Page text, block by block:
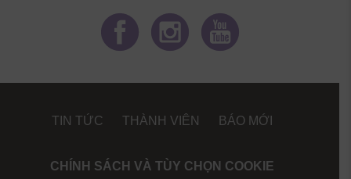
TIN TỨC THÀNH VIÊN BÁO MỚI
CHÍNH SÁCH VÀ TÙY CHỌN COOKIE